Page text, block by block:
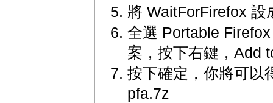
將 WaitForFirefox 設
全選 Portable
案，按下右鍵，Add
按下確定，你將可以
pfa.7z